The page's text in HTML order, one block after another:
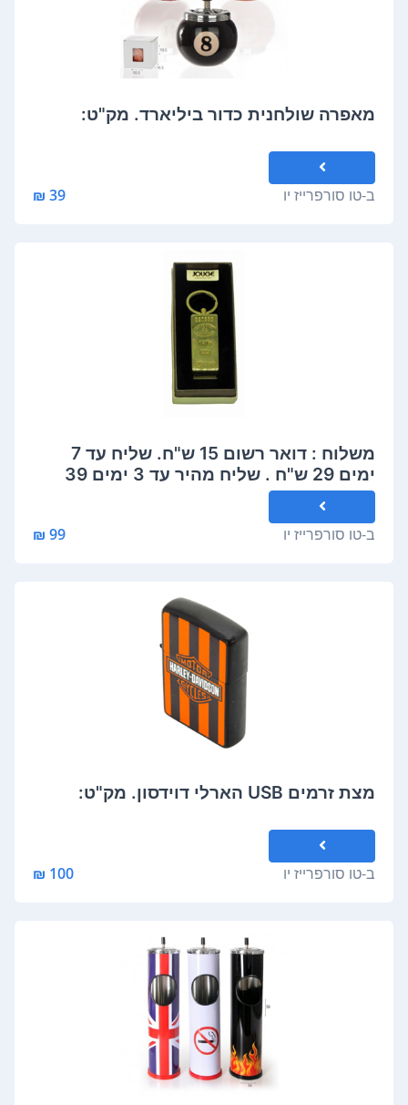
מאפרה שולחנית כדור ביליארד. מק"ט:
ב-טו סורפרייז יו 39 ₪
משלוח : דואר רשום 15 ש"ח. שליח עד 7
ימים 29 ש"ח . שליח מהיר עד 3 ימים 39
ש"ח. יתכן עיכוב שלא בשליטה
ב-טו סורפרייז יו 99 ₪
מצת זרמים USB הארלי דוידסון. מק"ט:
ב-טו סורפרייז יו 100 ₪